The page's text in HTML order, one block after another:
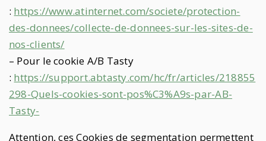
: https://www.atinternet.com/societe/protection-
des-donnees/collecte-de-donnees-sur-les-sites-de-
nos-clients/
– Pour le cookie A/B Tasty
: https://support.abtasty.com/hc/fr/articles/218855
298-Quels-cookies-sont-pos%C3%A9s-par-AB-
Tasty-
Attention, ces Cookies de segmentation permettent